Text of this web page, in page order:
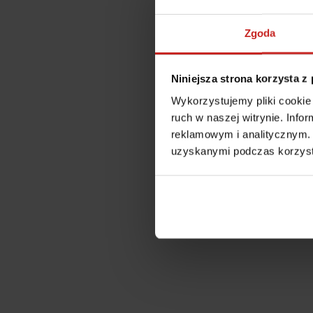
Zgoda
Niniejsza strona korzysta z
Wykorzystujemy pliki
ruch w naszej witrynie.
reklamowym i
uzyskanymi podczas